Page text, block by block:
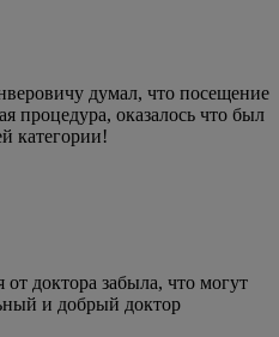
думал, что посещение
процедура, оказалось что был
категории!
доктора забыла, что могут
и добрый доктор